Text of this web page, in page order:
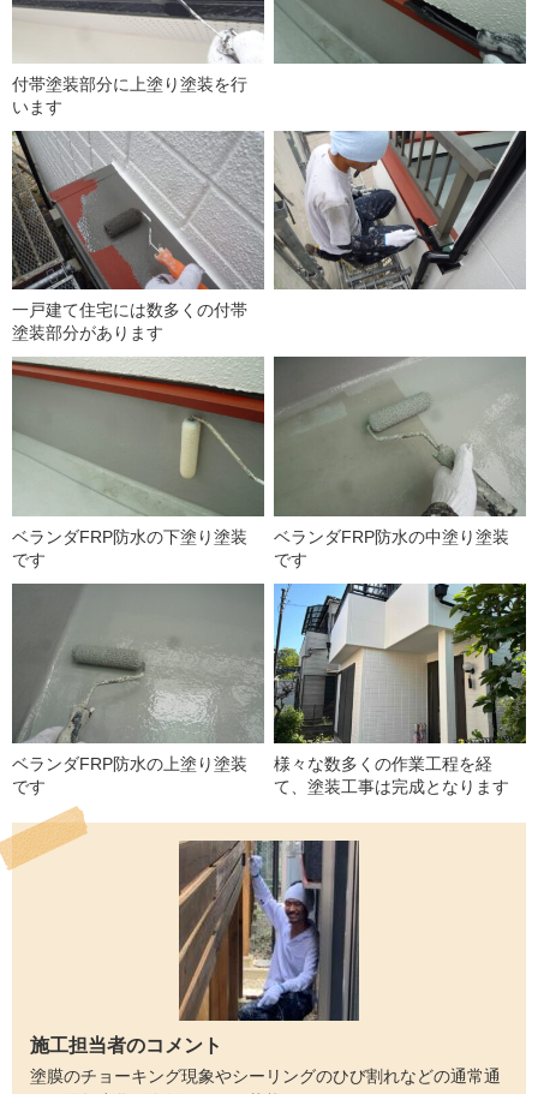
付帯塗装部分に上塗り塗装を行
います
一戸建て住宅には数多くの付帯
塗装部分があります
ベランダFRP防水の下塗り塗装
です
ベランダFRP防水の中塗り塗装
です
ベランダFRP防水の上塗り塗装
です
様々な数多くの作業工程を経
て、塗装工事は完成となります
施工担当者のコメント
塗膜のチョーキング現象やシーリングのひび割れなどの通常通